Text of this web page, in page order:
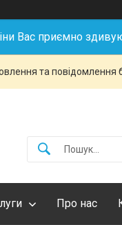
Вас приємно
та
Про нас